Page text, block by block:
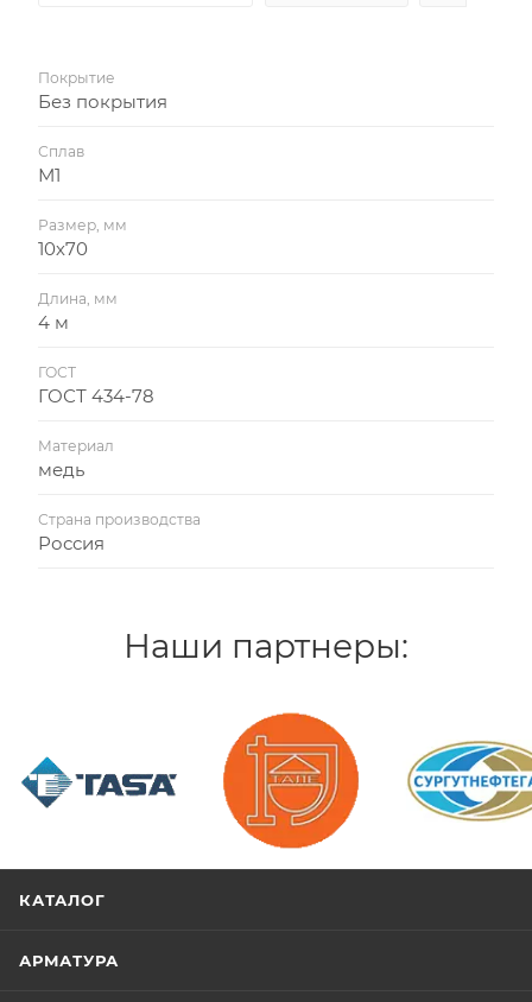
Покрытие
Без покрытия
Сплав
М1
Размер, мм
10х70
Длина, мм
4 м
ГОСТ
ГОСТ 434-78
Материал
медь
Страна производства
Россия
Наши партнеры:
КАТАЛОГ
АРМАТУРА